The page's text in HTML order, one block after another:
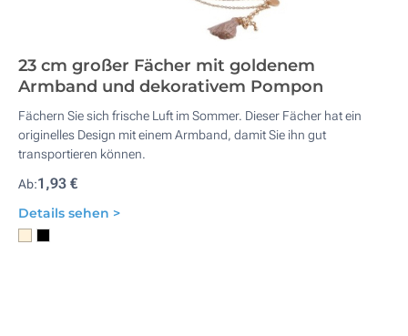
23 cm großer Fächer mit goldenem
Armband und dekorativem Pompon
Fächern Sie sich frische Luft im Sommer. Dieser Fächer hat ein
originelles Design mit einem Armband, damit Sie ihn gut
transportieren können.
Ab:1,93 €
Details sehen >